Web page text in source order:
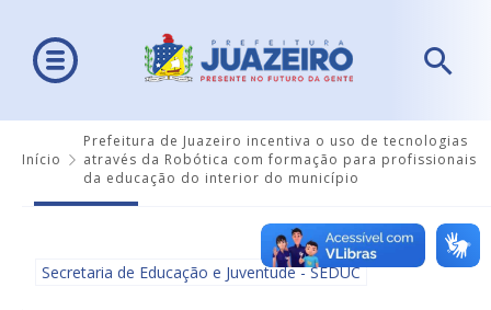
Início
Prefeitura de Juazeiro incentiva o uso de tecnologias
através da Robótica com formação para profissionais
da educação do interior do município
Secretaria de Educação e Juventude - SEDUC